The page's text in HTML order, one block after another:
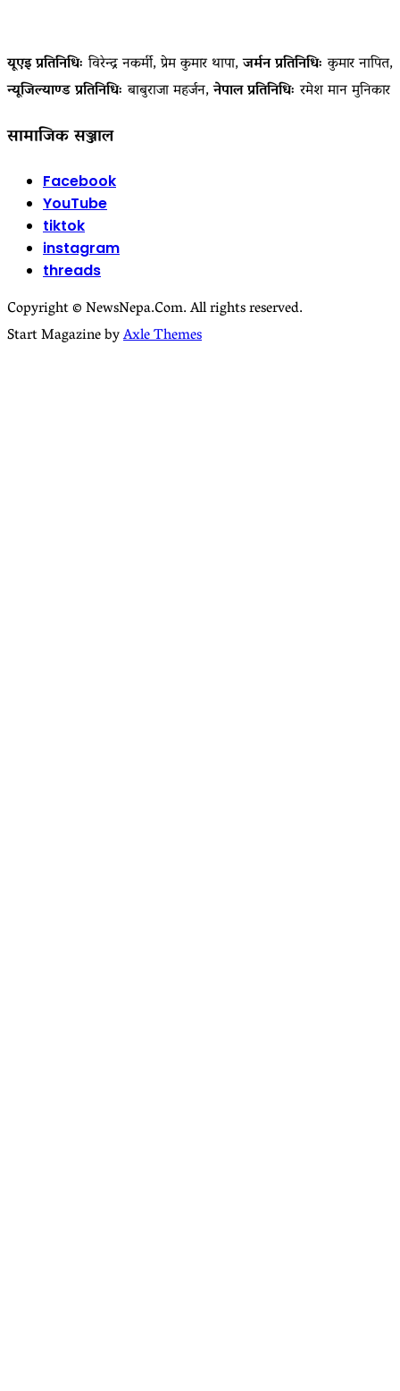
यूएइ प्रतिनिधिः विरेन्द्र नकर्मी, प्रेम कुमार थापा,जर्मन प्रतिनिधिः कुमार नापित,
न्यूजिल्याण्ड प्रतिनिधिः बाबुराजा महर्जन,नेपाल प्रतिनिधिः रमेश मान मुनिकार
सामाजिक सञ्जाल
Facebook
YouTube
tiktok
instagram
threads
Copyright © NewsNepa.Com. All rights reserved.
Start Magazine byAxle Themes